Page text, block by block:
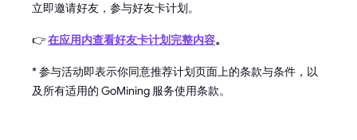
立即邀请好友，参与好友卡计划。
👉在应用内查看好友卡计划完整内容。
* 参与活动即表示你同意推荐计划页面上的条款与条件，以
及所有适用的 GoMining 服务使用条款。